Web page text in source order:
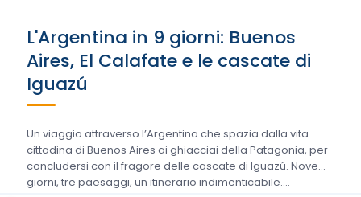
L'Argentina in 9 giorni: Buenos
Aires, El Calafate e le cascate di
Iguazú
Un viaggio attraverso l’Argentina che spazia dalla vita
cittadina di Buenos Aires ai ghiacciai della Patagonia, per
concludersi con il fragore delle cascate di Iguazú. Nove
giorni, tre paesaggi, un itinerario indimenticabile….